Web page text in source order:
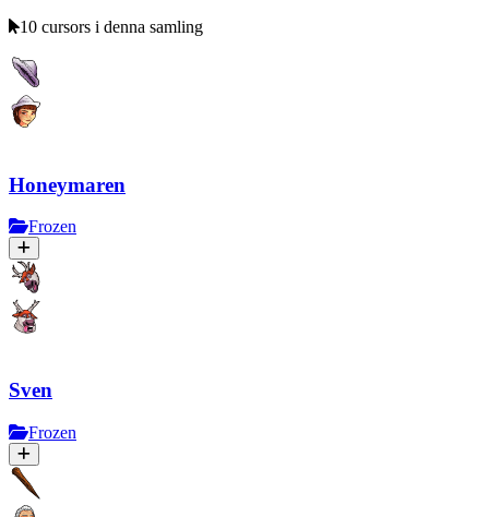
10 cursors i denna samling
Honeymaren
Frozen
Sven
Frozen